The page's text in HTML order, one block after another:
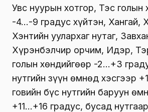
Увс нуурын хотгор, Тэс голын
-4…-9 градус хүйтэн, Хангай,
Хэнтийн уулархаг нутаг,
Хүрэнбэлчир орчим, Идэр,
голын хөндийгөөр -2…+3
нутгийн зүүн өмнөд хэсгээр
говийн бүс нутгийн баруун
+11…+16 градус, бусад